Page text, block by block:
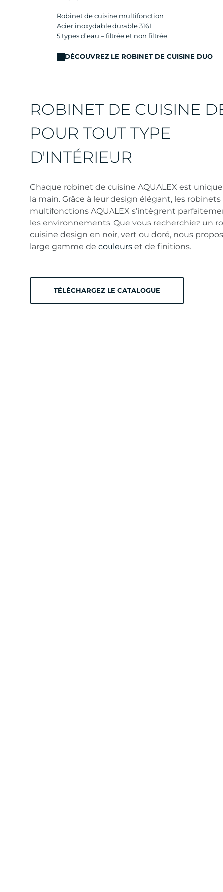
Robinet de cuisine multifonction
Acier inoxydable durable 316L
5 types d’eau – filtrée et non filtrée
DÉCOUVREZ LE ROBINET DE CUISINE DUO
ROBINET DE CUISINE
POUR TOUT TYPE
D'INTÉRIEUR
Chaque robinet de cuisine AQUALEX est
la main. Grâce à leur design élégant, les robinets
multifonctions AQUALEX s’intègrent
les environnements. Que vous recherchiez un
cuisine design en noir, vert ou doré, nous
large gamme de couleurs et de finitions.
TÉLÉCHARGEZ LE CATALOGUE